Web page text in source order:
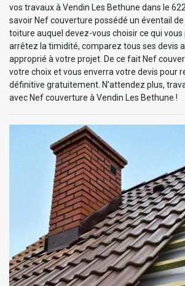
vos travaux à Vendin Les Bethune dans le
savoir Nef couverture possédé un éventail
toiture auquel devez-vous choisir ce qui vous
arrêtez la timidité, comparez tous ses devis
approprié à votre projet. De ce fait Nef
votre choix et vous enverra votre devis pour
définitive gratuitement. N’attendez plus,
avec Nef couverture à Vendin Les Bethune !